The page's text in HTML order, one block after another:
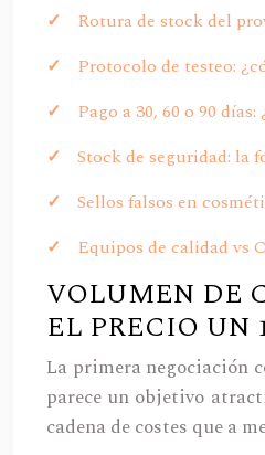
Rotura de stock del
Protocolo de testeo:
Pago a 30, 60 o 90
Stock de seguridad: la
Sellos falsos en
Equipos de calidad vs
VOLUMEN DE
EL PRECIO UN
La primera negociación
parece un objetivo
cadena de costes que a